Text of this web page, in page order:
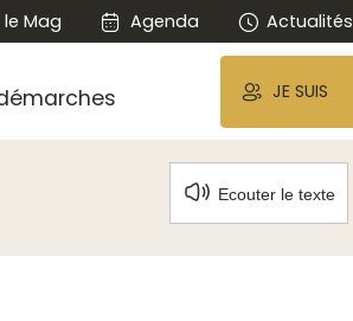
le Mag Agenda Actualités
JE SUIS
Ecouter le texte